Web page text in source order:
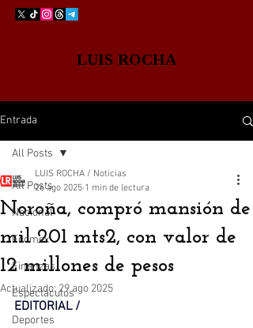
LUIS ROCHA
Entrada
All Posts
Nacional
Edomex
Finanzas
Espectáculos
Deportes
All Posts
Noroña, compró mansión de
mil 201 mts2, con valor de
12 millones de pesos
LUIS ROCHA / Noticias
26 ago 2025 1 min de lectura
Actualizado:29 ago 2025
EDITORIAL /